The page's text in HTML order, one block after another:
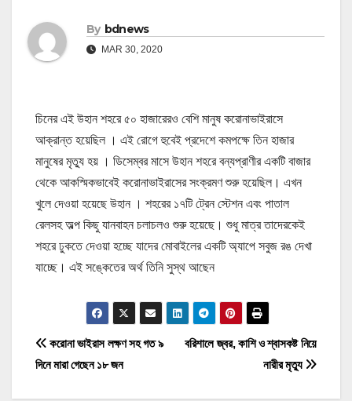
By bdnews
MAR 30, 2020
চিনের এই উহান শহরে ৫০ হাজারেরও বেশি মানুষ করোনাভাইরাসে
আক্রান্ত হয়েছিল । এই রোগে হুবেই প্রদেশে কমপক্ষে তিন হাজার
মানুষের মৃত্যু হয় । ডিসেম্বর মাসে উহান শহরে বন্যপ্রাণীর একটি বাজার
থেকে আকস্মিকভাবেই করোনাভাইরাসের সংক্রমণ শুরু হয়েছিল। এখন
খুলে দেওয়া হয়েছে উহান । শহরের ১৭টি ট্রেন স্টেশন এবং পাতাল
রেলসহ অল্প কিছু যানবাহন চলাচলও শুরু হয়েছে। শুধু মাত্র তাদেরকেই
শহরে ঢুকতে দেওয়া হচ্ছে যাদের মোবাইলের একটি অ্যাপে সবুজ রঙ দেখা
যাচ্ছে। এই সঙ্কেতের অর্থ তিনি সুস্থ আছেন
P
বরিশালে জ্বর, কাশি ও শ্বাসকষ্ট নিয়ে
নারীর মৃত্যু
করোনা ভাইরাস লক্ষণ সহ গত ৯
দিনে মারা গেছেন ১৮ জন